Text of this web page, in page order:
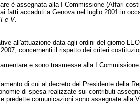
è assegnata alla I Commissione (Affari
fatti accaduti a Genova nel luglio 2001 in
e V.
all'attuazione data agli ordini del giorno
concernenti il rispetto dei criteri
e sono trasmesse alla I
di cui al decreto del Presidente della
di spesa realizzate sui contributi
comunicazioni sono assegnate alla